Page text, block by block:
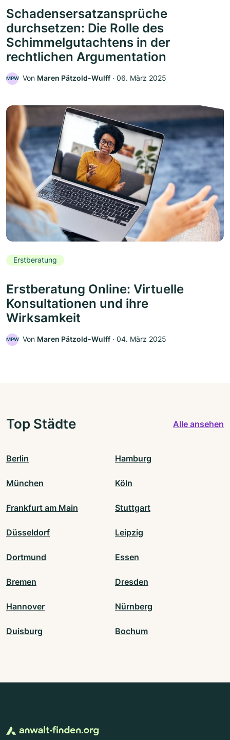
Schadensersatzansprüche
durchsetzen: Die Rolle des
Schimmelgutachtens in der
rechtlichen Argumentation
MPW Von Maren Pätzold-Wulff ‧ 06. März 2025
Erstberatung
Erstberatung Online: Virtuelle
Konsultationen und ihre
Wirksamkeit
MPW Von Maren Pätzold-Wulff ‧ 04. März 2025
Top Städte Alle ansehen
Berlin Hamburg
München Köln
Frankfurt am Main Stuttgart
Düsseldorf Leipzig
Dortmund Essen
Bremen Dresden
Hannover Nürnberg
Duisburg Bochum